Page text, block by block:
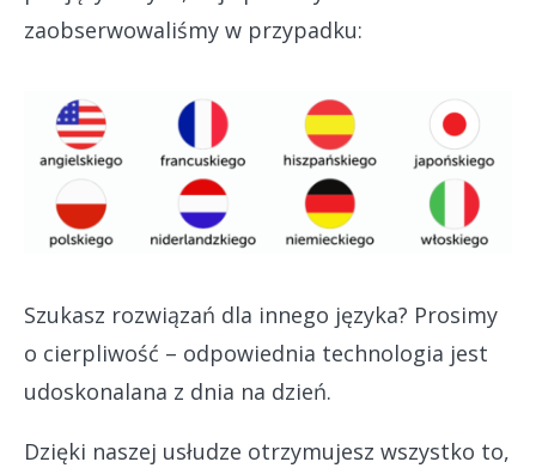
zaobserwowaliśmy w przypadku:
Szukasz rozwiązań dla innego języka? Prosimy
o cierpliwość – odpowiednia technologia jest
udoskonalana z dnia na dzień.
Dzięki naszej usłudze otrzymujesz wszystko to,